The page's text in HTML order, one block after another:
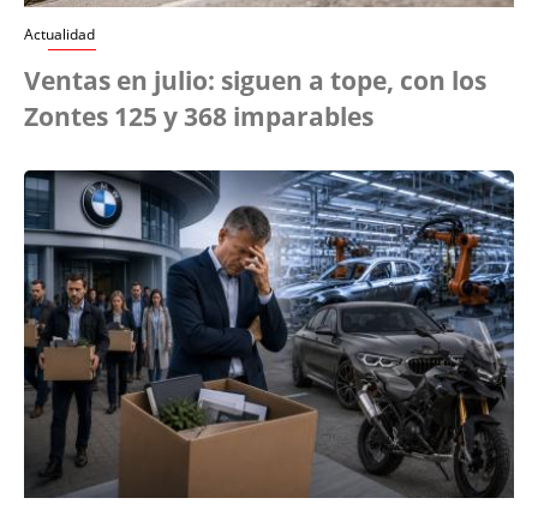
Actualidad
Ventas en julio: siguen a tope, con los
Zontes 125 y 368 imparables